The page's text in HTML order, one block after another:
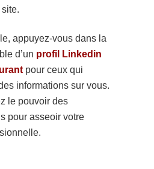
appuyez-vous dans la
d’un profil Linkedin
pour ceux qui
informations sur vous.
le pouvoir des
pour asseoir votre